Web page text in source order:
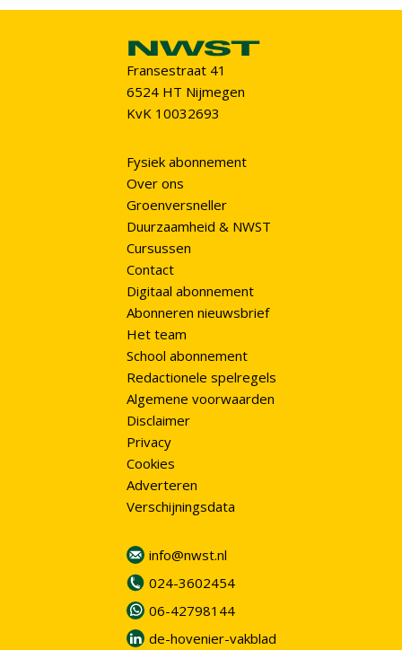
Fransestraat 41
6524 HT Nijmegen
KvK 10032693
Fysiek abonnement
Over ons
Groenversneller
Duurzaamheid & NWST
Cursussen
Contact
Digitaal abonnement
Abonneren nieuwsbrief
Het team
School abonnement
Redactionele spelregels
Algemene voorwaarden
Disclaimer
Privacy
Cookies
Adverteren
Verschijningsdata
info@nwst.nl
024-3602454
06-42798144
de-hovenier-vakblad